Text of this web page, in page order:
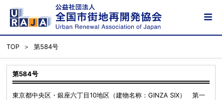
TOP 第584号
第584号
東京都中央区・銀座六丁目10地区（建物名称：GINZA SIX） 第一